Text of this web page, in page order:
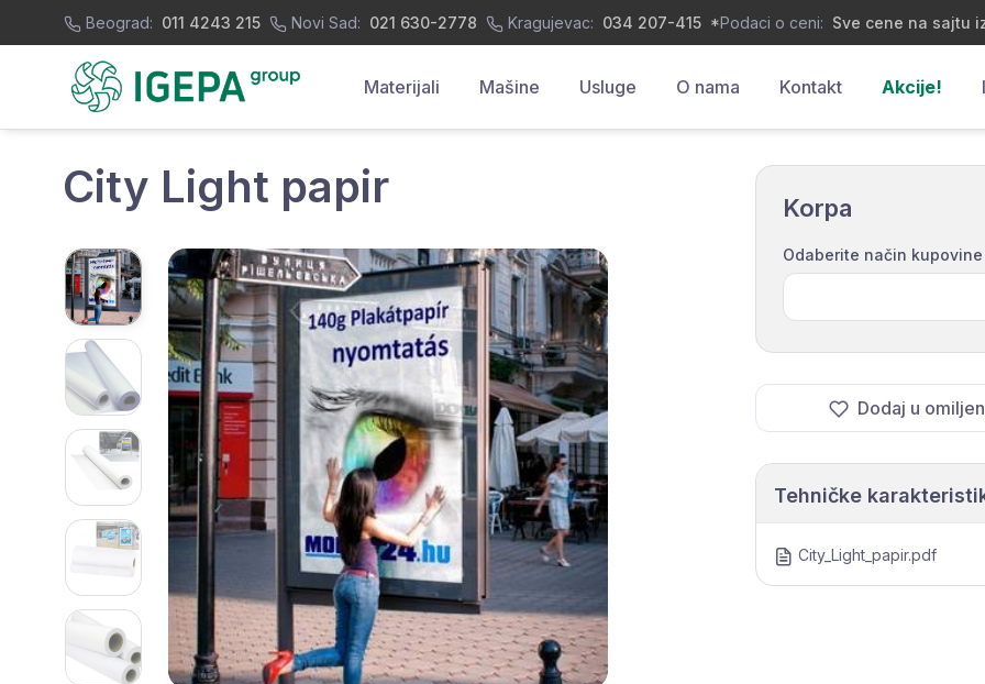
Beograd: 011 4243 215 Novi Sad: 021 630-2778 Kragujevac: 034 207-415 *Podaci o ceni: Sve cene na sajtu
Materijali Mašine Usluge O nama Kontakt Akcije!
City Light papir Korpa
Odaberite način kupovine
Dodaj u
Tehničke
City_Light_papir.pdf